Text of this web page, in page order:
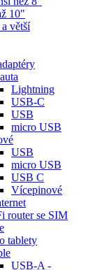
10"
větší
Lightning
USB-C
USB
micro USB
USB
micro USB
USB C
Vícepinové
router se SIM
tablety
USB-A -